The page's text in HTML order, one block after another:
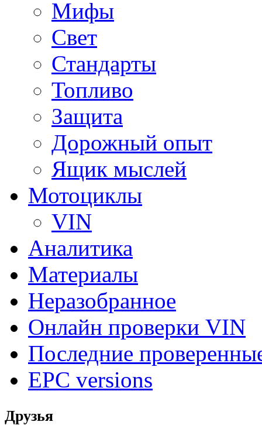
Мифы
Свет
Стандарты
Топливо
Защита
Дорожный опыт
Ящик мыслей
Мотоциклы
VIN
Аналитика
Материалы
Неразобранное
Онлайн проверки VIN
Последние
EPC versions
Друзья